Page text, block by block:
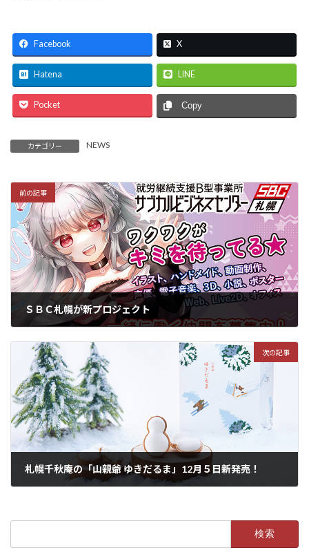
Facebook X
Hatena LINE
Pocket Copy
カテゴリー NEWS
前の記事
ＳＢＣ札幌が新プロジェクト
次の記事
札幌千秋庵の「山親爺 ゆきだるま」12月５日新発売！